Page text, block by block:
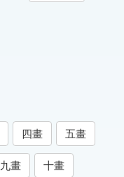
四畫 五畫
九畫 十畫